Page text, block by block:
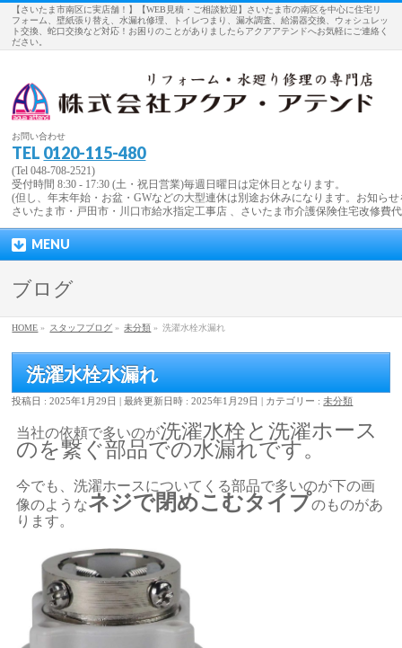
【さいたま市南区に実店舗！】【WEB見積・ご相談歓迎】さいたま市の南区を中心に住宅リ
フォーム、壁紙張り替え、水漏れ修理、トイレつまり、漏水調査、給湯器交換、ウォシュレッ
ト交換、蛇口交換など対応！お困りのことがありましたらアクアアテンドへお気軽にご連絡く
ださい。
お問い合わせ
TEL 0120-115-480
(Tel 048-708-2521)
受付時間 8:30 - 17:30 (土・祝日営業)毎週日曜日は定休日となります。
(但し、年末年始・お盆・GWなどの大型連休は別途お休みになります。お知ら
さいたま市・戸田市・川口市給水指定工事店 、さいたま市介護保険住宅改修費
MENU
ブログ
HOME » スタッフブログ » 未分類 » 洗濯水栓水漏れ
洗濯水栓水漏れ
投稿日 : 2025年1月29日 最終更新日時 : 2025年1月29日 カテゴリー :未分類
当社の依頼で多いのが洗濯水栓と洗濯ホース
のを繋ぐ部品での水漏れです。
今でも、洗濯ホースについてくる部品で多いのが下の画
像のようなネジで閉めこむタイプのものがあ
ります。